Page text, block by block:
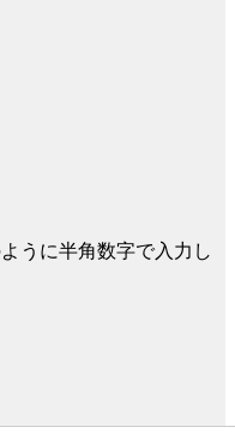
ように半角数字で入力し